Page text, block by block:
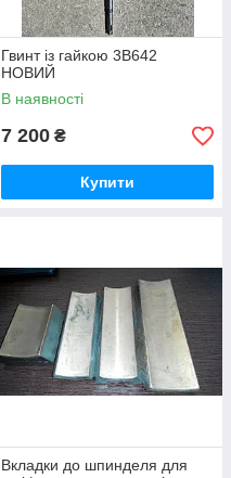
Гвинт із гайкою 3В642
НОВИЙ
В наявності
7 200 ₴
Купити
Вкладки до шпинделя для